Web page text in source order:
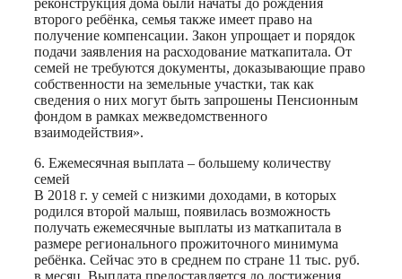
второго ребёнка, семья также имеет право на
получение компенсации. Закон упрощает и порядок
подачи заявления на расходование маткапитала. От
семей не требуются документы, доказывающие право
собственности на земельные участки, так как
сведения о них могут быть запрошены Пенсионным
фондом в рамках межведомственного
взаимодействия».
6. Ежемесячная выплата – большему количеству
семей
В 2018 г. у семей с низкими доходами, в которых
родился второй малыш, появилась возможность
получать ежемесячные выплаты из маткапитала в
размере регионального прожиточного минимума
ребёнка. Сейчас это в среднем по стране 11 тыс. руб.
в месяц. Выплата предоставляется до достижения